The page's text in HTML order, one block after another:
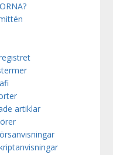
artiklar